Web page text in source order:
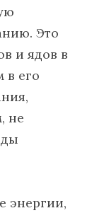
Это
и ядов в
в его
не
энергии,